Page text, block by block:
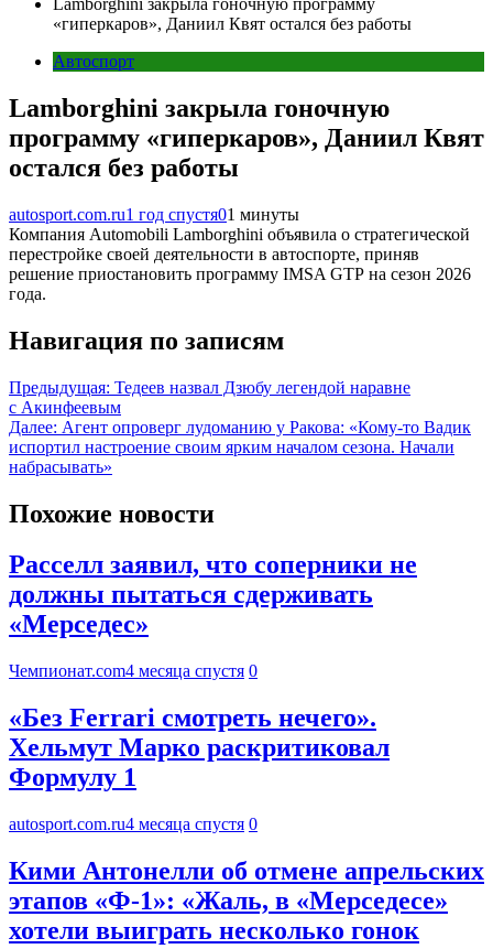
Lamborghini закрыла гоночную программу
«гиперкаров», Даниил Квят остался без работы
Автоспорт
Lamborghini закрыла гоночную
программу «гиперкаров», Даниил Квят
остался без работы
autosport.com.ru1 год спустя01 минуты
Компания Automobili Lamborghini объявила о стратегической
перестройке своей деятельности в автоспорте, приняв
решение приостановить программу IMSA GTP на сезон 2026
года.
Навигация по записям
Предыдущая: Тедеев назвал Дзюбу легендой наравне
с Акинфеевым
Далее: Агент опроверг лудоманию у Ракова: «Кому‑то Вадик
испортил настроение своим ярким началом сезона. Начали
набрасывать»
Похожие новости
Расселл заявил, что соперники не
должны пытаться сдерживать
«Мерседес»
Чемпионат.com4 месяца спустя 0
«Без Ferrari смотреть нечего».
Хельмут Марко раскритиковал
Формулу 1
autosport.com.ru4 месяца спустя 0
Кими Антонелли об отмене апрельских
этапов «Ф-1»: «Жаль, в «Мерседесе»
хотели выиграть несколько гонок